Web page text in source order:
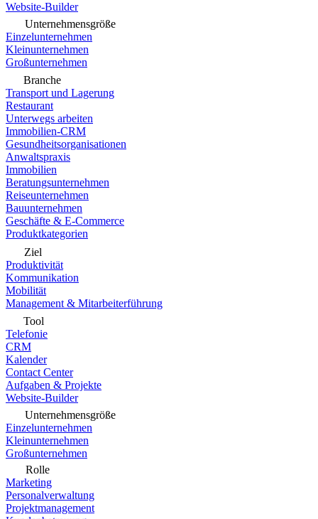
Website-Builder
Unternehmensgröße
Einzelunternehmen
Kleinunternehmen
Großunternehmen
Branche
Transport und Lagerung
Restaurant
Unterwegs arbeiten
Immobilien-CRM
Gesundheitsorganisationen
Anwaltspraxis
Immobilien
Beratungsunternehmen
Reiseunternehmen
Bauunternehmen
Geschäfte & E-Commerce
Produktkategorien
Ziel
Produktivität
Kommunikation
Mobilität
Management & Mitarbeiterführung
Tool
Telefonie
CRM
Kalender
Contact Center
Aufgaben & Projekte
Website-Builder
Unternehmensgröße
Einzelunternehmen
Kleinunternehmen
Großunternehmen
Rolle
Marketing
Personalverwaltung
Projektmanagement